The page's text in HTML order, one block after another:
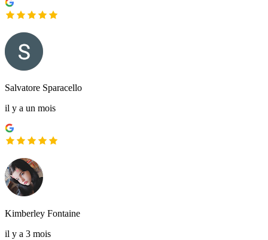
Salvatore Sparacello
il y a un mois
Kimberley Fontaine
il y a 3 mois